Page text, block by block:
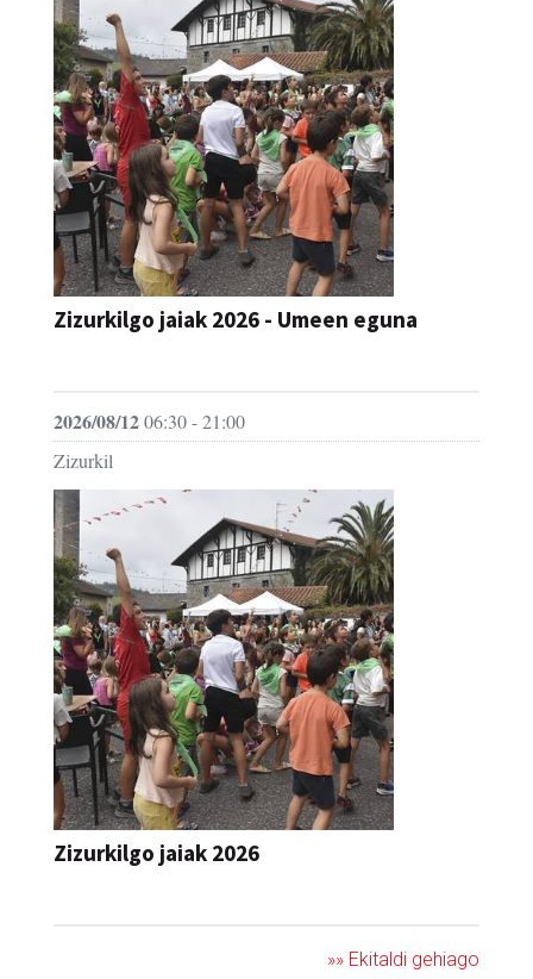
Zizurkilgo jaiak 2026 - Umeen eguna
2026/08/1206:30 - 21:00
Zizurkil
Zizurkilgo jaiak 2026
»» Ekitaldi gehiago